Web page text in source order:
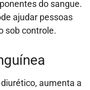
do sangue.
ajudar pessoas
sob controle.
aumenta a